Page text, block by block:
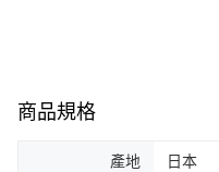
商品規格
產地 日本